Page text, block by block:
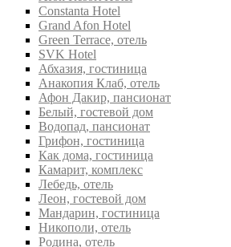
Constanta Hotel
Grand Afon Hotel
Green Terrace, отель
SVK Hotel
Абхазия, гостиница
Анакопия Клаб, отель
Афон Дакир, пансионат
Белый, гостевой дом
Водопад, пансионат
Грифон, гостиница
Как дома, гостиница
Камарит, комплекс
Лебедь, отель
Леон, гостевой дом
Мандарин, гостиница
Никополи, отель
Родина, отель